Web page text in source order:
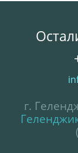
г.